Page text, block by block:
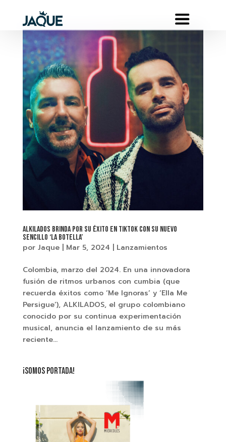
Alkilados brinda por su éxito en TikTok con su nuevo
sencillo ‘La Botella’
por Jaque| Mar 5, 2024 Lanzamientos
Colombia, marzo del 2024. En una innovadora
fusión de ritmos urbanos con cumbia (que
recuerda éxitos como ‘Me Ignoras’ y ‘Ella Me
Persigue’), ALKILADOS, el grupo colombiano
conocido por su continua experimentación
musical, anuncia el lanzamiento de su más
reciente...
¡SOMOS PORTADA!